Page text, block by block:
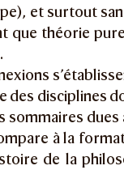
et surtout
que théorie
des disciplines
sommaires
à la
de la